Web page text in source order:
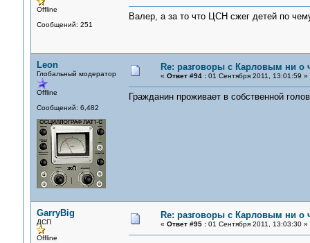
Offline
Сообщений: 251
Валер, а за то что ЦСН сжег детей по
Leon
Глобальный модератор
Offline
Сообщений: 6,482
Re: разговоры с Карловым ни о
« Ответ #94 :01 Сентября 2011, 13:01:59 »
Гражданин проживает в собственной
GarryBig
ДСП
Offline
Re: разговоры с Карловым ни о
« Ответ #95 :01 Сентября 2011, 13:03:30 »